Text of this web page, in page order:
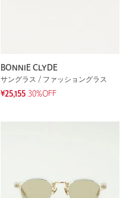
BONNIE CLYDE
サングラス / ファッショングラス
¥25,155 30%OFF